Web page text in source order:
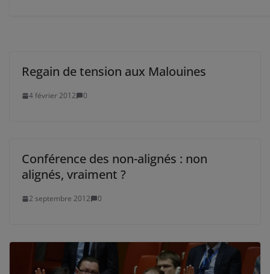
Regain de tension aux Malouines
4 février 2012 0
Conférence des non-alignés : non
alignés, vraiment ?
2 septembre 2012 0